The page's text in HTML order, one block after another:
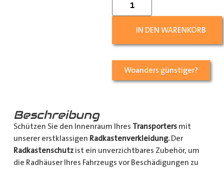
IN DEN WARENKORB
Woanders günstiger?
Beschreibung
Schützen Sie den Innenraum Ihres Transportersmit
unserer erstklassigen Radkastenverkleidung.Der
Radkastenschutzist ein unverzichtbares Zubehör, um
die Radhäuser Ihres Fahrzeugs vor Beschädigungen zu